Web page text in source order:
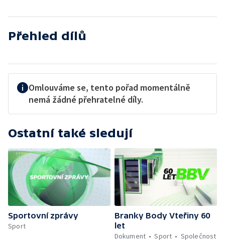
Přehled dílů
Omlouváme se, tento pořad momentálně
nemá žádné přehratelné díly.
Ostatní také sledují
Sportovní zprávy
Sport
Branky Body Vteřiny 60
let
Dokument
Sport Společnost